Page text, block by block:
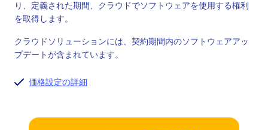
り、定義された期間、クラウドでソフトウェアを使用する権利
を取得します。
クラウドソリューションには、契約期間内のソフトウェアアッ
プデートが含まれています。
価格設定の詳細